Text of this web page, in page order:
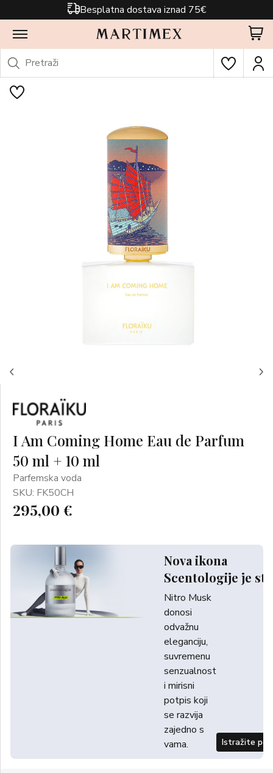
Besplatna dostava iznad 75€
I Am Coming Home Eau de Parfum
50 ml + 10 ml
Parfemska voda
SKU: FK50CH
295,00 €
Nova ikona
Scentologije je
Nitro Musk
donosi
odvažnu
eleganciju,
suvremenu
senzualnost
i mirisni
potpis koji
se razvija
zajedno s
vama.
Istražite